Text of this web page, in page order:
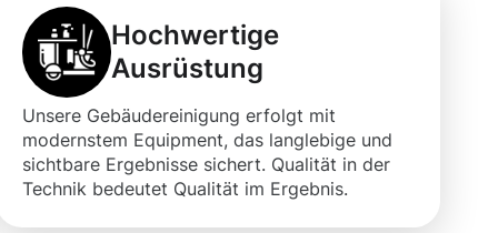
Hochwertige
Ausrüstung
Unsere Gebäudereinigung erfolgt mit
modernstem Equipment, das langlebige und
sichtbare Ergebnisse sichert. Qualität in der
Technik bedeutet Qualität im Ergebnis.